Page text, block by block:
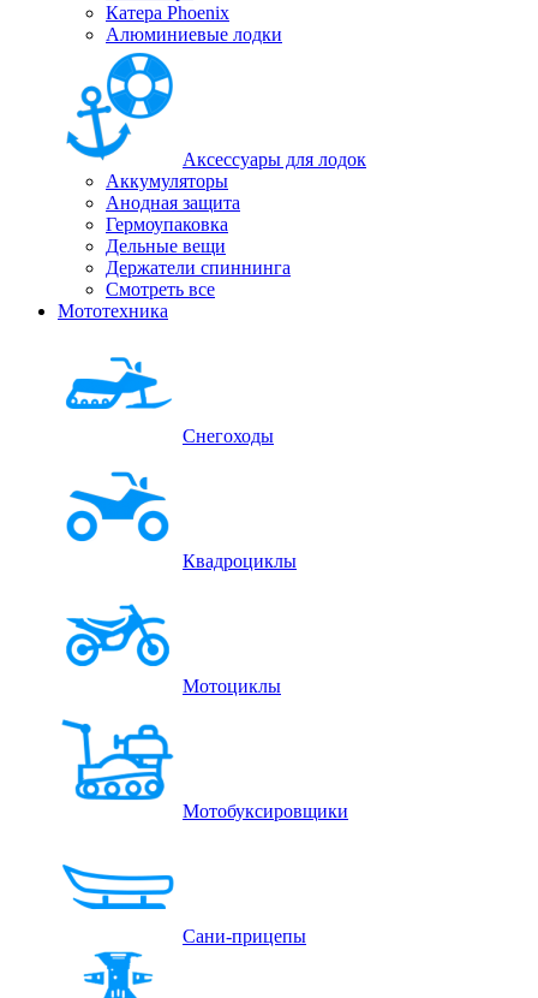
Катера Phoenix
Алюминиевые лодки
Аксессуары для лодок
Аккумуляторы
Анодная защита
Гермоупаковка
Дельные вещи
Держатели спиннинга
Смотреть все
Мототехника
Снегоходы
Квадроциклы
Мотоциклы
Мотобуксировщики
Сани-прицепы